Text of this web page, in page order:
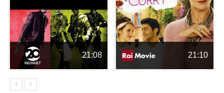
21:08 21:10